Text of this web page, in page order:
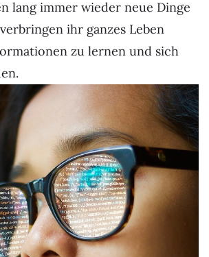
lang immer wieder neue Dinge
ihr ganzes Leben
zu lernen und sich